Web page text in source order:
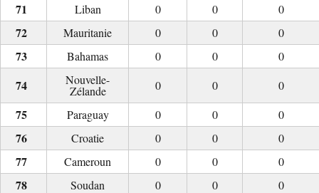
Liban
0 0
0
Mauritanie
0 0
0
Bahamas
0 0
0
Nouvelle-
Zélande 0 0
0
Paraguay
0 0
0
Croatie
0 0
0
Cameroun
0 0
0
Soudan
0 0
0